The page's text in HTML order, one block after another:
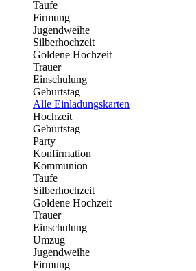
Taufe
Firmung
Jugendweihe
Silberhochzeit
Goldene Hochzeit
Trauer
Einschulung
Geburtstag
Alle Einladungskarten
Hochzeit
Geburtstag
Party
Konfirmation
Kommunion
Taufe
Silberhochzeit
Goldene Hochzeit
Trauer
Einschulung
Umzug
Jugendweihe
Firmung